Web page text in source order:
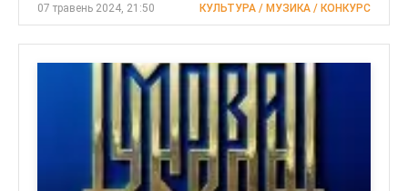
07 травень 2024, 21:50 КУЛЬТУРА / МУЗИКА / КОНКУРС